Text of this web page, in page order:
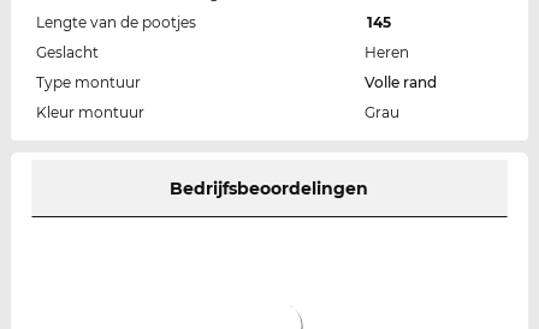
Lengte van de pootjes
145
Geslacht
Heren
Type montuur
Volle rand
Kleur montuur
Grau
Bedrijfsbeoordelingen